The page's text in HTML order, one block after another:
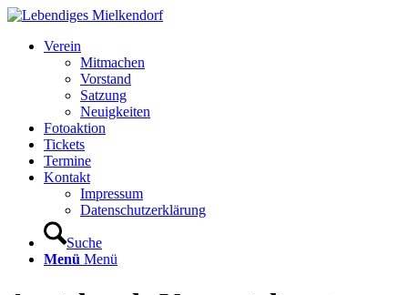
Verein
Mitmachen
Vorstand
Satzung
Neuigkeiten
Fotoaktion
Tickets
Termine
Kontakt
Impressum
Datenschutzerklärung
Suche
Menü Menü